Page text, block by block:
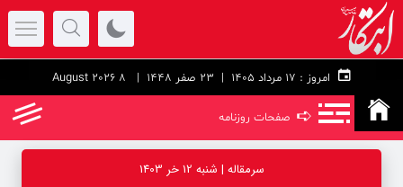
امروز : 23 صفر 1448 | 8 August 2026
➪ صفحات روزنامه
سرمقاله | شنبه 12 خر 1403